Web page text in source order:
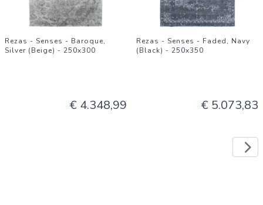
Rezas - Senses - Baroque,
Silver (Beige) - 250x300
€ 4.348,99
Rezas - Senses - Faded, Navy
(Black) - 250x350
€ 5.073,83